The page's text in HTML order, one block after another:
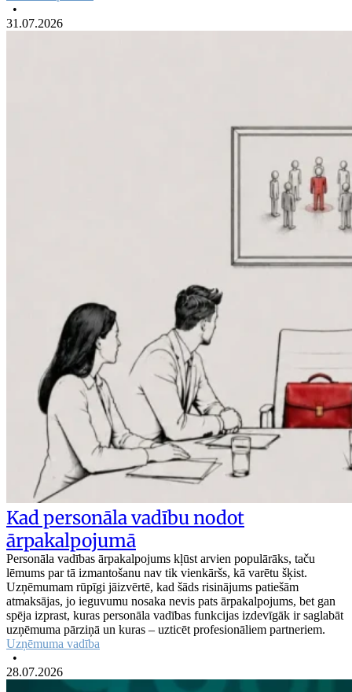
•
31.07.2026
Kad personāla vadību nodot
ārpakalpojumā
Personāla vadības ārpakalpojums kļūst arvien populārāks, taču
lēmums par tā izmantošanu nav tik vienkāršs, kā varētu šķist.
Uzņēmumam rūpīgi jāizvērtē, kad šāds risinājums patiešām
atmaksājas, jo ieguvumu nosaka nevis pats ārpakalpojums, bet gan
spēja izprast, kuras personāla vadības funkcijas izdevīgāk ir saglabāt
uzņēmuma pārziņā un kuras – uzticēt profesionāliem partneriem.
Uzņēmuma vadība
•
28.07.2026